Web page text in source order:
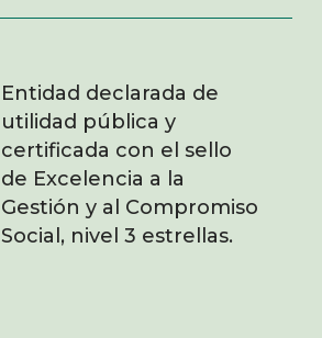
Entidad declarada de
utilidad pública y
certificada con el sello
de Excelencia a la
Gestión y al Compromiso
Social, nivel 3 estrellas.